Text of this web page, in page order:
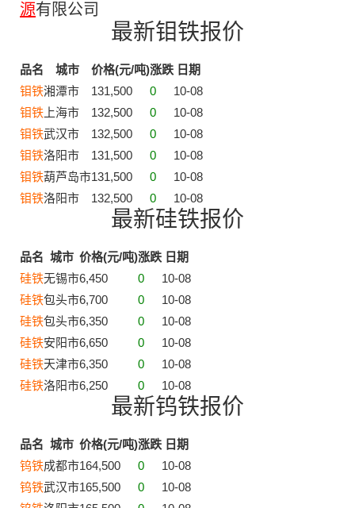
源有限公司
最新钼铁报价
品名 城市 价格(元/吨)涨跌 日期
钼铁湘潭市 131,500 0
10-08
钼铁 上海市 132,500 0
10-08
钼铁武汉市 132,500 0
10-08
钼铁洛阳市 131,500 0
10-08
钼铁葫芦岛市131,500 0
10-08
钼铁洛阳市 132,500 0 10-08
最新硅铁报价
品名 城市 价格(元/吨)涨跌 日期
硅铁无锡市6,450 0
10-08
硅铁包头市6,700 0
10-08
硅铁包头市6,350 0
10-08
硅铁安阳市6,650 0
10-08
硅铁天津市6,350 0
10-08
硅铁洛阳市6,250 0 10-08
最新钨铁报价
品名 城市 价格(元/吨)涨跌 日期
钨铁成都市164,500 0
10-08
钨铁武汉市165,500 0
10-08